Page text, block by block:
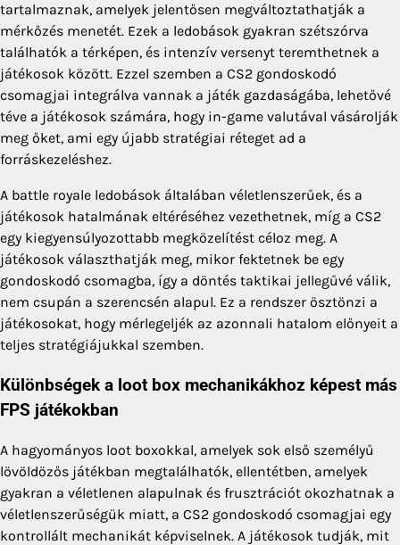
tartalmaznak, amelyek jelentősen megváltoztathatják a
mérkőzés menetét. Ezek a ledobások gyakran szétszórva
találhatók a térképen, és intenzív versenyt teremthetnek a
játékosok között. Ezzel szemben a CS2 gondoskodó
csomagjai integrálva vannak a játék gazdaságába, lehetővé
téve a játékosok számára, hogy in-game valutával vásárolják
meg őket, ami egy újabb stratégiai réteget ad a
forráskezeléshez.
A battle royale ledobások általában véletlenszerűek, és a
játékosok hatalmának eltéréséhez vezethetnek, míg a CS2
egy kiegyensúlyozottabb megközelítést céloz meg. A
játékosok választhatják meg, mikor fektetnek be egy
gondoskodó csomagba, így a döntés taktikai jellegűvé válik,
nem csupán a szerencsén alapul. Ez a rendszer ösztönzi a
játékosokat, hogy mérlegeljék az azonnali hatalom előnyeit a
teljes stratégiájukkal szemben.
Különbségek a loot box mechanikákhoz képest más
FPS játékokban
A hagyományos loot boxokkal, amelyek sok első személyű
lövöldözős játékban megtalálhatók, ellentétben, amelyek
gyakran a véletlenen alapulnak és frusztrációt okozhatnak a
véletlenszerűségük miatt, a CS2 gondoskodó csomagjai egy
kontrollált mechanikát képviselnek. A játékosok tudják, mit